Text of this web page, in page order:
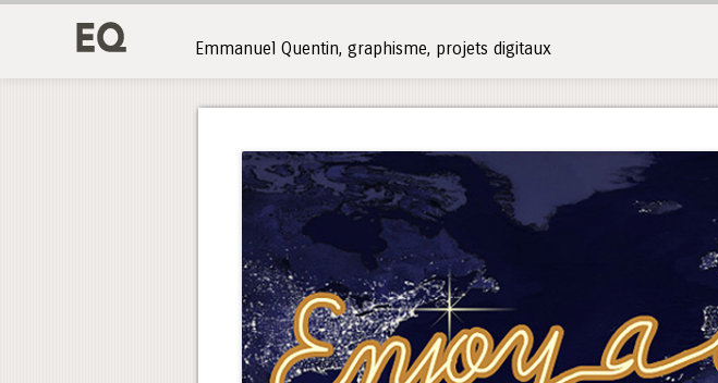
Emmanuel Quentin, graphisme, projets digitaux